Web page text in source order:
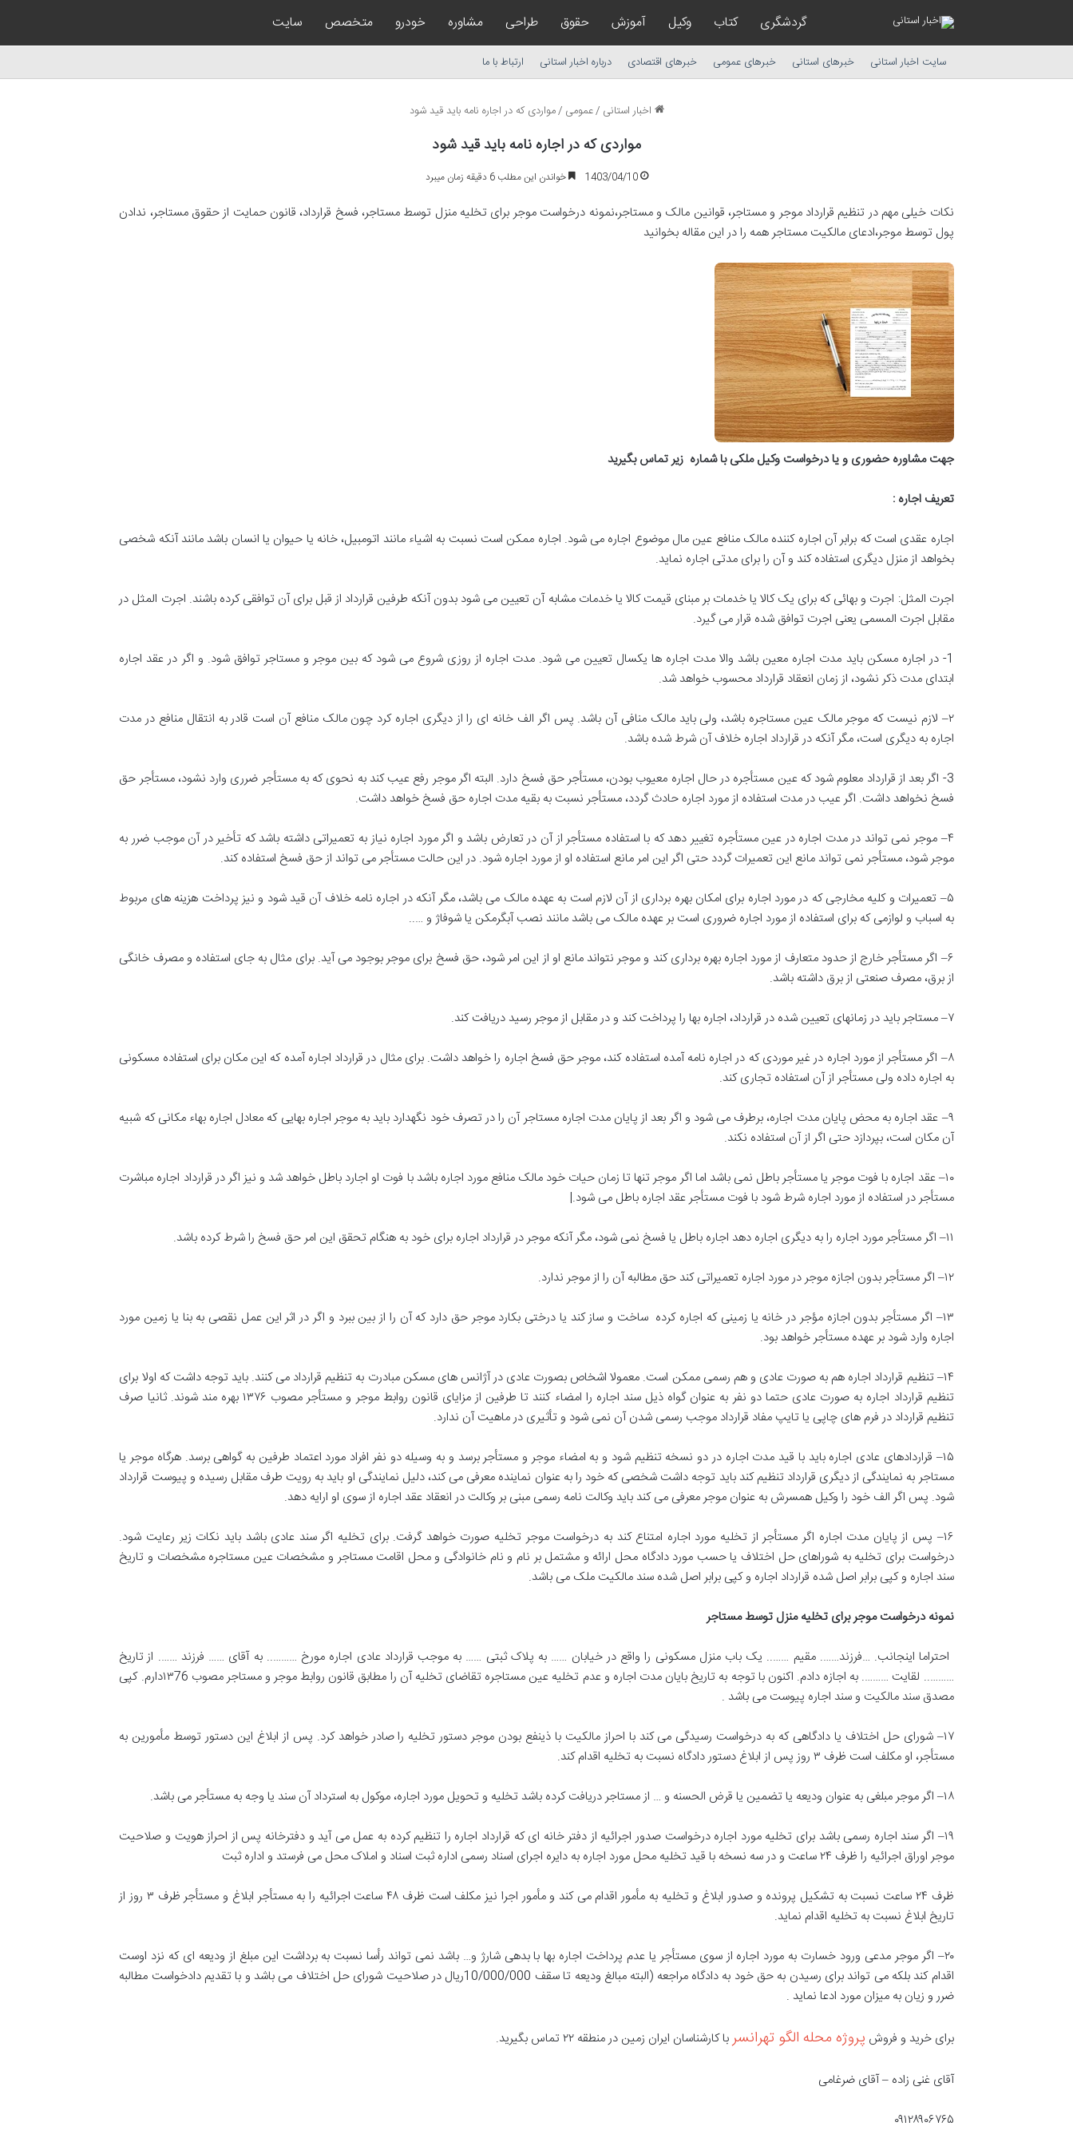
گردشگری کتاب وکیل آموزش حقوق طراحی مشاوره خودرو متخصص سایت
سایت اخبار استانی خبرهای استانی خبرهای عمومی خبرهای اقتصادی درباره اخبار استانی ارتباط با ما
اخبار استانی /عمومی /مواردی که در اجاره نامه باید قید شود
مواردی که در اجاره نامه باید قید شود
1403/04/10 خواندن این مطلب 6 دقیقه زمان میبرد
نکات خیلی مهم در تنظیم قرارداد موجر و مستاجر، قوانین مالک و مستاجر،نمونه درخواست موجر برای تخلیه منزل توسط مستاجر، فسخ قرارداد، قانون حمایت از حقوق مستاجر، ندادن
پول توسط موجر،ادعای مالکیت مستاجر همه را در این مقاله بخوانید
جهت مشاوره حضوری و یا درخواست وکیل ملکی با شماره زیر تماس بگیرید
تعریف اجاره:
اجاره عقدی است که برابر آن اجاره کننده مالک منافع عين مال موضوع اجاره می شود. اجاره ممكن است نسبت به اشیاء مانند اتومبیل، خانه یا حیوان یا انسان باشد مانند آنکه شخصی
بخواهد از منزل دیگری استفاده کند و آن را برای مدتی اجاره نماید.
اجرت المثل: اجرت و بهائی که برای یک کالا یا خدمات بر مبنای قیمت کالا یا خدمات مشابه آن تعیین می شود بدون آنکه طرفین قرارداد از قبل برای آن توافقی کرده باشند. اجرت المثل در
مقابل اجرت المسمی یعنی اجرت توافق شده قرار می گیرد.
1- در اجاره مسکن باید مدت اجاره معین باشد والا مدت اجاره ها یکسال تعیین می شود. مدت اجاره از روزی شروع می شود که بین موجر و مستاجر توافق شود. و اگر در عقد اجاره
ابتدای مدت ذکر نشود، از زمان انعقاد قرارداد محسوب خواهد شد.
۲– لازم نیست که موجر مالک عین مستاجره باشد، ولی باید مالک منافی آن باشد. پس اگر الف خانه ای را از دیگری اجاره کرد چون مالک منافع آن است قادر به انتقال منافع در مدت
اجاره به دیگری است، مگر آنکه در قرارداد اجاره خلاف آن شرط شده باشد.
3- اگر بعد از قرارداد معلوم شود که عین مستأجره در حال اجاره معیوب بودن، مستأجر حق فسخ دارد. البته اگر موجر رفع عیب کند به نحوی که به مستأجر ضرری وارد نشود، مستأجر حق
فسخ نخواهد داشت. اگر عیب در مدت استفاده از مورد اجاره حادث گردد، مستأجر نسبت به بقیه مدت اجاره حق فسخ خواهد داشت.
۴– موجر نمی تواند در مدت اجاره در عین مستأجره تغییر دهد که با استفاده مستأجر از آن در تعارض باشد و اگر مورد اجاره نیاز به تعمیراتی داشته باشد که تأخیر در آن موجب ضرر به
موجر شود، مستأجر نمی تواند مانع این تعمیرات گردد حتی اگر این امر مانع استفاده او از مورد اجاره شود.در این حالت مستأجر می تواند از حق فسخ استفاده کند.
۵– تعمیرات و كليه مخارجی که در مورد اجاره برای امکان بهره برداری از آن لازم است به عهده مالک می باشد، مگر آنکه در اجاره نامه خلاف آن قید شود و نیز پرداخت هزینه های مربوط
به اسباب و لوازمی که برای استفاده از مورد اجاره ضروری است بر عهده مالک می باشد مانند نصب آبگرمکن یا شوفاژ و …..
۶– اگر مستأجر خارج از حدود متعارف از مورد اجاره بهره برداری کند و موجر نتواند مانع او از این امر شود، حق فسخ برای موجر بوجود می آید.برای مثال به جای استفاده و مصرف خانگی
از برق، مصرف صنعتی از برق داشته باشد.
۷–مستاجر باید در زمانهای تعیین شده در قرارداد، اجاره بها را پرداخت کند و در مقابل از موجر رسید دریافت کند.
۸– اگر مستأجر از مورد اجاره در غیر موردی که در اجاره نامه آمده استفاده کند، موجر حق فسخ اجاره را خواهد داشت.برای مثال در قرارداد اجاره آمده که این مکان برای استفاده مسکونی
به اجاره داده ولی مستأجر از آن استفاده تجاری کند.
۹– عقد اجاره به محض پایان مدت اجاره، برطرف می شود و اگر بعد از پایان مدت اجاره مستاجر آن را در تصرف خود نگهدارد باید به موجر اجاره بهایی که معادل اجاره بهاء مکانی که شبیه
آن مکان است، بپردازد حتى اگر از آن استفاده نکند.
۱۰– عقد اجاره با فوت موجر یا مستأجر باطل نمی باشد اما اگر موجر تنها تا زمان حیات خود مالک منافع مورد اجاره باشد با فوت او اجارد باطل خواهد شد و نیز اگر در قرارداد اجاره مباشرت
مستأجر در استفاده از مورد اجاره شرط شود با فوت مستأجر عقد اجاره باطل می شود.|
۱۱– اگر مستأجر مورد اجاره را به دیگری اجاره دهد اجاره باطل یا فسخ نمی شود، مگر آنکه موجر در قرارداد اجاره برای خود به هنگام تحقق این امر حق فسخ را شرط کرده باشد.
۱۲– اگر مستأجر بدون اجازه موجر در مورد اجاره تعمیراتی کند حق مطالبه آن را از موجر ندارد.
۱۳– اگر مستأجر بدون اجازه مؤجر در خانه یا زمینی که اجاره کرده ساخت و ساز کند یا درختی بکارد موجر حق دارد که آن را از بین ببرد و اگر در اثر این عمل نقصی به بنا یا زمین مورد
اجاره وارد شود بر عهده مستأجر خواهد بود.
۱۴– تنظیم قرارداد اجاره هم به صورت عادی و هم رسمی ممکن است. معمولا اشخاص بصورت عادی در آژانس های مسکن مبادرت به تنظیم قرارداد می کنند.باید توجه داشت که اولا برای
تنظیم قرارداد اجاره به صورت عادی حتما دو نفر به عنوان گواه ذیل سند اجاره را امضاء کنند تا طرفین از مزایای قانون روابط موجر و مستأجر مصوب ۱۳۷۶ بهره مند شوند
.ثانيا صرف
تنظیم قرارداد در فرم های چاپی یا تایپ مفاد قرارداد موجب رسمی شدن آن نمی شود و تأثیری در ماهیت آن ندارد.
۱۵– قراردادهای عادی اجاره باید با قید مدت اجاره در دو نسخه تنظیم شود و به امضاء موجر و مستأجر برسد و به وسیله دو نفر افراد مورد اعتماد طرفین به گواهی برسد.هرگاه موجر یا
مستاجر به نمایندگی از دیگری قرارداد تنظیم کند باید توجه داشت شخصی که خود را به عنوان نماینده معرفی می کند، دلیل نمایندگی او باید به رویت طرف مقابل رسیده و پیوست قرارداد
شود. پس اگر الف خود را وکيل همسرش به عنوان موجر معرفی می کند باید وکالت نامه رسمی مبنی بر وکالت در انعقاد عقد اجاره از سوی او ارایه دهد.
۱۶– پس از پایان مدت اجاره اگر مستأجر از تخلیه مورد اجاره امتناع کند به درخواست موجر تخلیه صورت خواهد گرفت.برای تخلیه اگر سند عادی باشد باید نکات زیر رعایت شود.
درخواست برای تخلیه به شوراهای حل اختلاف یا حسب مورد دادگاه محل ارائه و مشتمل بر نام و نام خانوادگی و محل اقامت مستاجر و مشخصات عین مستاجره مشخصات و تاریخ
سند اجاره و کپی برابر اصل شده قرارداد اجاره و کپی برابر اصل شده سند مالکیت ملک می باشد.
نمونه درخواست موجر برای تخلیه منزل توسط مستاجر
احتراما اینجانب. …فرزند…….مقيم …….. یک باب منزل مسکونی را واقع در خیابان …… به پلاک ثبتی …… به موجب قرارداد عادی اجاره مورخ ………..به آقای …… فرزند ……. از تاریخ
……….. لقايت ………. به اجازه دادم. اکنون با توجه به تاریخ بایان مدت اجاره و عدم تخلیه عین مستاجره تقاضای تخلیه آن را مطابق قانون روابط موجر و مستاجر مصوب ۱۳ 76 دارم.کپی
مصدق سند مالكيت و سند اجاره پیوست می باشد .
۱۷–شورای حل اختلاف یا دادگاهی که به درخواست رسیدگی می کند با احراز مالكيت با ذینفع بودن موجر دستور تخلیه را صادر خواهد کرد. پس از ابلاغ این دستور توسط مأمورین به
مستأجر، او مکلف است ظرف ۳ روز پس از ابلاغ دستور دادگاه نسبت به تخلیه اقدام کند
.
۱۸– اگر موجر مبلغی به عنوان ودیعه یا تضمین یا قرض الحسنه و … از مستاجر دریافت کرده باشد تخلیه و تحویل مورد اجاره، موکول به استرداد آن سند یا وجه به مستأجر می باشد.
۱۹– اگر سند اجاره رسمی باشد برای تخلیه مورد اجاره درخواست صدور اجرائیه از دفتر خانه ای که قرارداد اجاره را تنظیم کرده به عمل می آید و دفترخانه پس از احراز هویت و صلاحیت
موجر اوراق اجرائیه را ظرف ۲۴ ساعت و در سه نسخه با قید تخلیه محل مورد اجاره به دایره اجرای اسناد رسمی اداره ثبت اسناد و املاک محل می فرستد و اداره ثبت
ظرف ۲۴ ساعت نسبت به تشکیل پرونده و صدور ابلاغ و تخلیه به مأمور اقدام می کند و مأمور اجرا نیز مکلف است ظرف ۴۸ ساعت اجرائیه را به مستأجر ابلاغ و مستأجر ظرف ۳ روز از
تاریخ ابلاغ نسبت به تخلیه اقدام نماید.
۲۰– اگر موجر مدعی ورود خسارت به مورد اجاره از سوی مستأجر یا عدم پرداخت اجاره بها با بدهی شارژ و…باشد نمی تواند رأسا نسبت به برداشت این مبلغ از ودیعه ای که نزد اوست
اقدام کند بلکه می تواند برای رسیدن به حق خود به دادگاه مراجعه (البته مبالغ ودیعه تا سقف 10/000/000ریال در صلاحیت شورای حل اختلاف می باشد و با تقدیم دادخواست مطالبه
ضرر و زیان به میزان مورد ادعا نماید .
برای خرید و فروش پروژه محله الگو تهرانسربا کارشناسان ایران زمین در منطقه ۲۲ تماس بگیرید.
آقای غنی زاده – آقای ضرغامی
۰۹۱۲۸۹۰۶۷۶۵